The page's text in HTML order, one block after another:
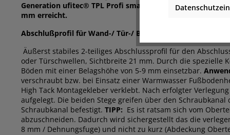
Generation ufitec® TPL Profi smart flex wird durch
mm erreicht.
Abschlußprofil für Wand-/ Tür-/ Balkontürabschluss
Äußerst stabiles 2-teiliges Abschlussprofil für den
oder Türschwellen, Sichtbreite 21 mm. Durch die
Böden mit einer Belagshöhe von 5-9 mm einsetzbar.
verschraubt bzw. bei Einsatz einer Warmwasser
High Tack Montagekleber verklebt. Nach erfolgter
aufgelegt. Die beiden Stege greifen über den
Schraubkanal befestigt. TIPP: Es ist ratsam sich vom
abzuschneiden. Dadurch wird sichergestellt das die
8 mm / Dehnungsfuge) und nicht zu kurz (Abdeckung